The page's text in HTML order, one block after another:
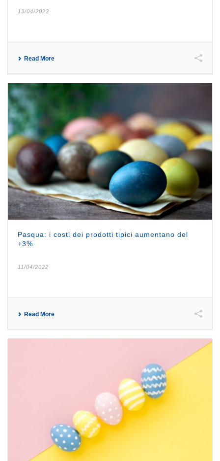
13/04/2022
Read More
Pasqua: i costi dei prodotti tipici aumentano del
+3%.
11/04/2022
Read More